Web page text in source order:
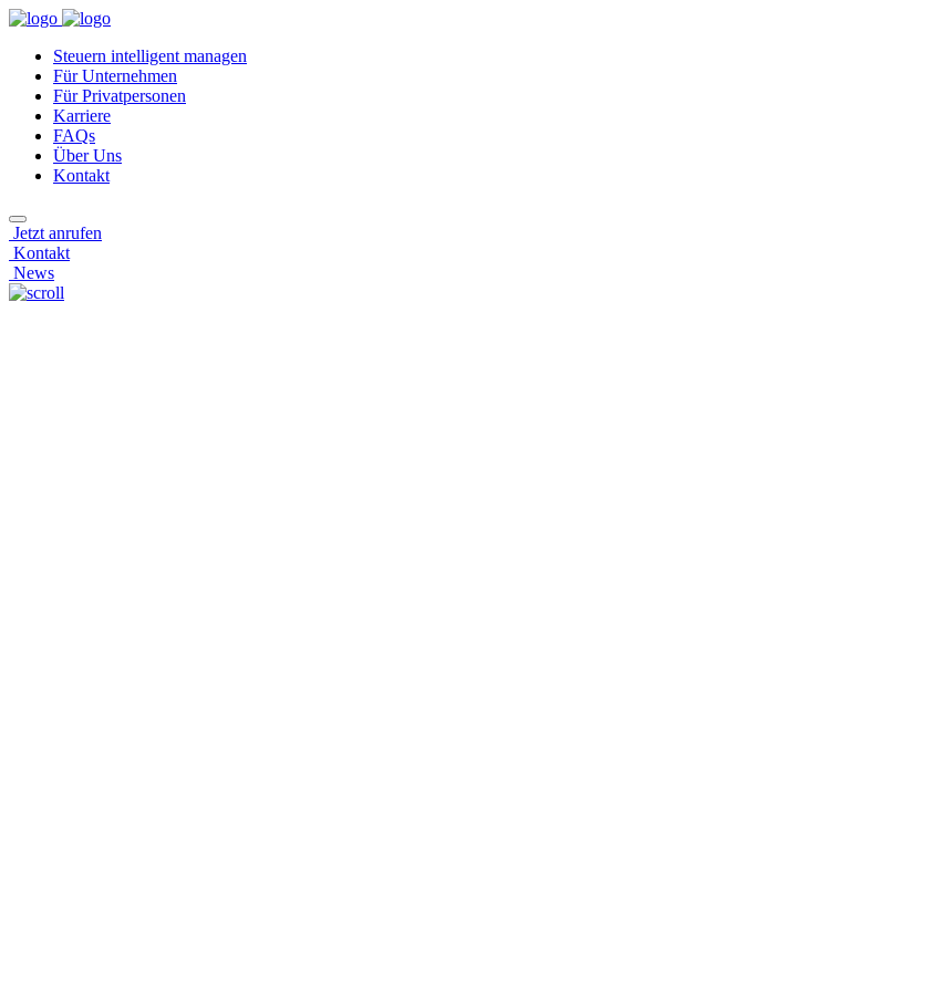
Steuern intelligent managen
Für Unternehmen
Für Privatpersonen
Karriere
FAQs
Über Uns
Kontakt
Jetzt anrufen
Kontakt
News